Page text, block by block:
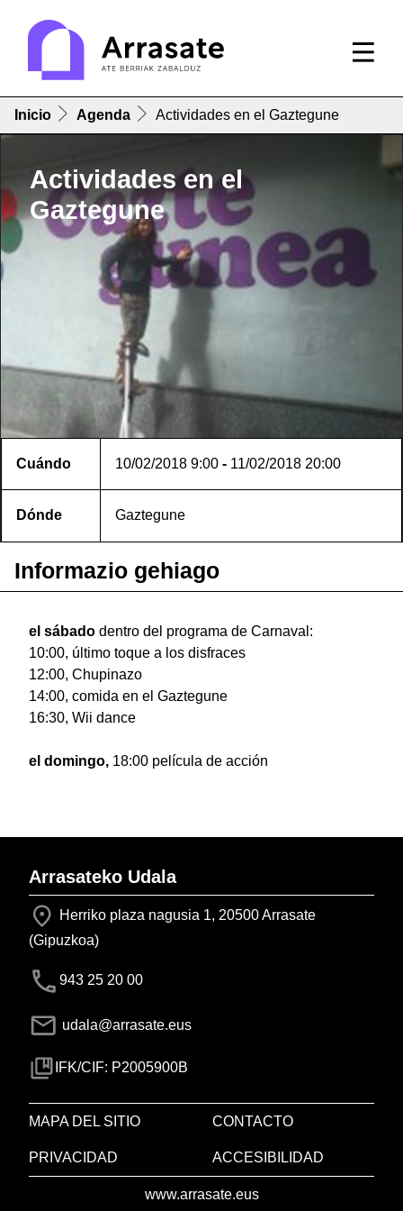
Inicio Agenda Actividades en el Gaztegune
Actividades en el
Gaztegune
Cuándo 10/02/2018 9:00 - 11/02/2018 20:00
Dónde Gaztegune
Informazio gehiago
el sábado dentro del programa de Carnaval:
10:00, último toque a los disfraces
12:00, Chupinazo
14:00, comida en el Gaztegune
16:30, Wii dance
el domingo, 18:00 película de acción
Arrasateko Udala
Herriko plaza nagusia 1, 20500 Arrasate
(Gipuzkoa)
943 25 20 00
udala@arrasate.eus
IFK/CIF: P2005900B
MAPA DEL SITIO CONTACTO
PRIVACIDAD ACCESIBILIDAD
www.arrasate.eus